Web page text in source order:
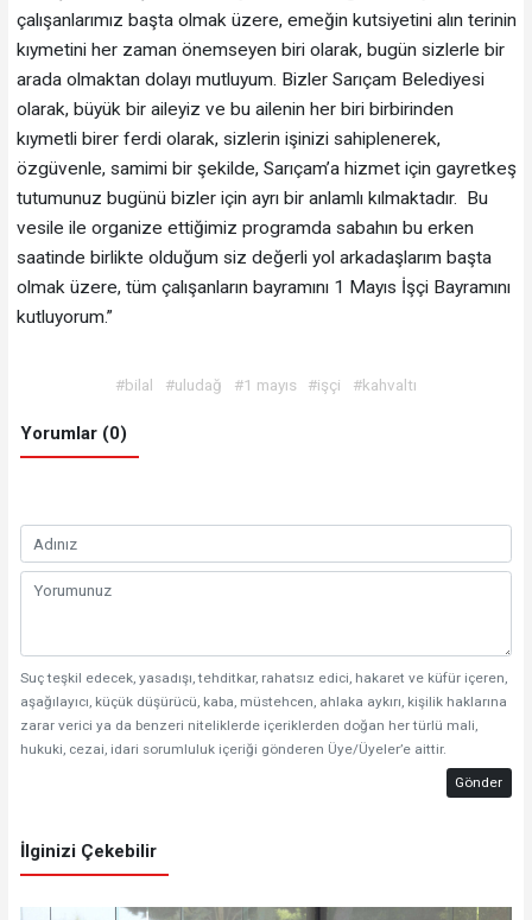
çalışanlarımız başta olmak üzere, emeğin kutsiyetini alın terinin
kıymetini her zaman önemseyen biri olarak, bugün sizlerle bir
arada olmaktan dolayı mutluyum. Bizler Sarıçam Belediyesi
olarak, büyük bir aileyiz ve bu ailenin her biri birbirinden
kıymetli birer ferdi olarak, sizlerin işinizi sahiplenerek,
özgüvenle, samimi bir şekilde, Sarıçam’a hizmet için gayretkeş
tutumunuz bugünü bizler için ayrı bir anlamlı kılmaktadır. Bu
vesile ile organize ettiğimiz programda sabahın bu erken
saatinde birlikte olduğum siz değerli yol arkadaşlarım başta
olmak üzere, tüm çalışanların bayramını 1 Mayıs İşçi Bayramını
kutluyorum.”
#bilal #uludağ #1 mayıs #işçi #kahvaltı
Yorumlar (0)
Suç teşkil edecek, yasadışı, tehditkar, rahatsız edici, hakaret ve küfür içeren,
aşağılayıcı, küçük düşürücü, kaba, müstehcen, ahlaka aykırı, kişilik haklarına
zarar verici ya da benzeri niteliklerde içeriklerden doğan her türlü mali,
hukuki, cezai, idari sorumluluk içeriği gönderen Üye/Üyeler’e aittir.
Gönder
İlginizi Çekebilir